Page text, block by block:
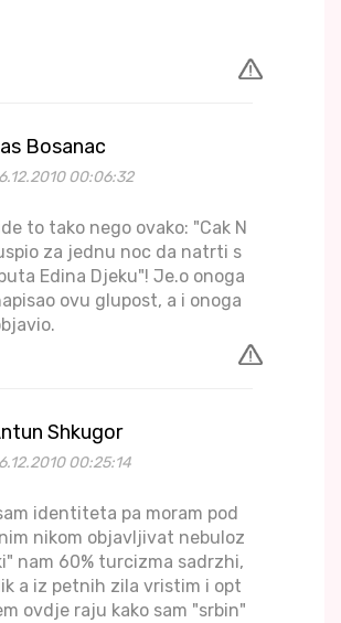
Bosanac
00:06:32
to tako nego ovako: "Cak N
za jednu noc da natrti s
Edina Djeku"! Je.o onoga
ovu glupost, a i onoga
Shkugor
00:25:14
identiteta pa moram pod
nikom objavljivat nebuloz
nam 60% turcizma sadrzhi,
a iz petnih zila vristim i opt
ovdje raju kako sam "srbin"